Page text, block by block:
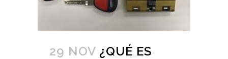
29 NOV ¿QUÉ ES